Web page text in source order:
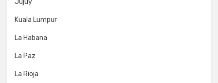
Jujuy
Kuala Lumpur
La Habana
La Paz
La Rioja